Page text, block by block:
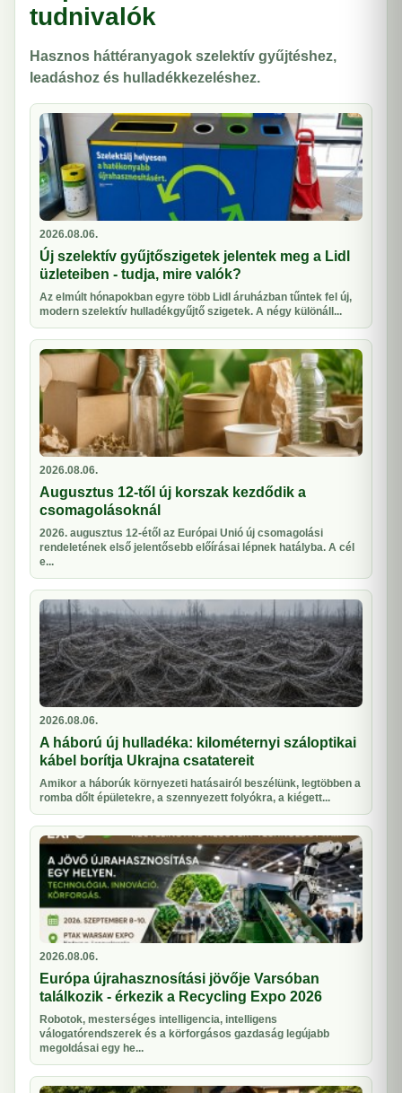
tudnivalók
Hasznos háttéranyagok szelektív gyűjtéshez,
leadáshoz és hulladékkezeléshez.
2026.08.06.
Új szelektív gyűjtőszigetek jelentek meg a Lidl
üzleteiben - tudja, mire valók?
Az elmúlt hónapokban egyre több Lidl áruházban tűntek fel új,
modern szelektív hulladékgyűjtő szigetek. A négy különáll...
2026.08.06.
Augusztus 12-től új korszak kezdődik a
csomagolásoknál
2026. augusztus 12-étől az Európai Unió új csomagolási
rendeletének első jelentősebb előírásai lépnek hatályba. A cél
e...
2026.08.06.
A háború új hulladéka: kilométernyi száloptikai
kábel borítja Ukrajna csatatereit
Amikor a háborúk környezeti hatásairól beszélünk, legtöbben a
romba dőlt épületekre, a szennyezett folyókra, a kiégett...
2026.08.06.
Európa újrahasznosítási jövője Varsóban
találkozik - érkezik a Recycling Expo 2026
Robotok, mesterséges intelligencia, intelligens
válogatórendszerek és a körforgásos gazdaság legújabb
megoldásai egy he...